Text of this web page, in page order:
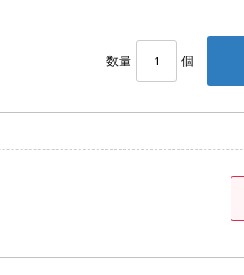
数量 個